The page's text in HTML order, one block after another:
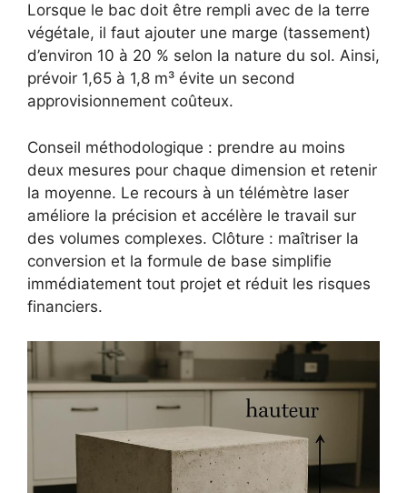
Lorsque le bac doit être rempli avec de la terre
végétale, il faut ajouter une marge (tassement)
d’environ 10 à 20 % selon la nature du sol. Ainsi,
prévoir 1,65 à 1,8 m³ évite un second
approvisionnement coûteux.
Conseil méthodologique : prendre au moins
deux mesures pour chaque dimension et retenir
la moyenne. Le recours à un télémètre laser
améliore la précision et accélère le travail sur
des volumes complexes. Clôture : maîtriser la
conversion et la formule de base simplifie
immédiatement tout projet et réduit les risques
financiers.